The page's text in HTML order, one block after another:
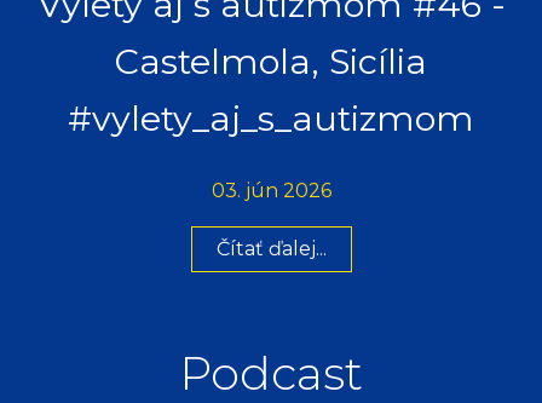
Castelmola, Sicília
#vylety_aj_s_autizmom
03. jún 2026
Čítať ďalej...
Podcast